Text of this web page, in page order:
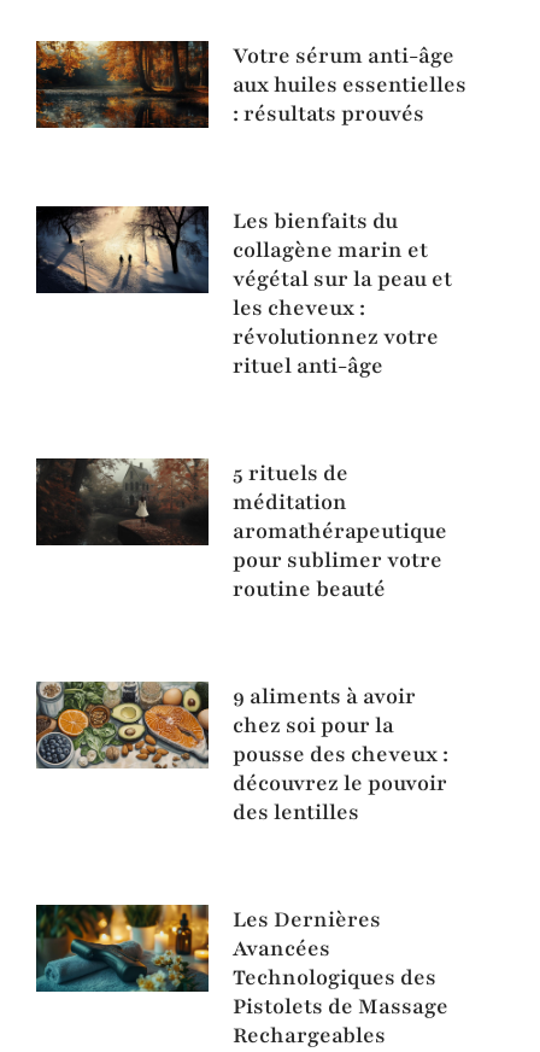
Votre sérum anti-âge
aux huiles essentielles
: résultats prouvés
Les bienfaits du
collagène marin et
végétal sur la peau et
les cheveux :
révolutionnez votre
rituel anti-âge
5 rituels de
méditation
aromathérapeutique
pour sublimer votre
routine beauté
9 aliments à avoir
chez soi pour la
pousse des cheveux :
découvrez le pouvoir
des lentilles
Les Dernières
Avancées
Technologiques des
Pistolets de Massage
Rechargeables